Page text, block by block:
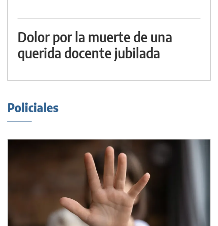
Dolor por la muerte de una
querida docente jubilada
Policiales